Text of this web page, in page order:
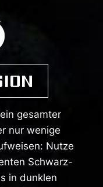
gesamter
nur wenige
Nutze
Schwarz-
in dunklen